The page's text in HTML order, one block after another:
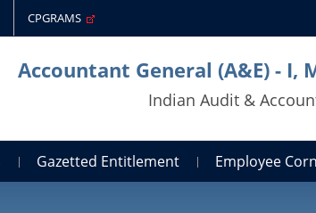
CPGRAMS
Accountant General (A&E) - I,
Indian Audit &
Gazetted Entitlement Employee